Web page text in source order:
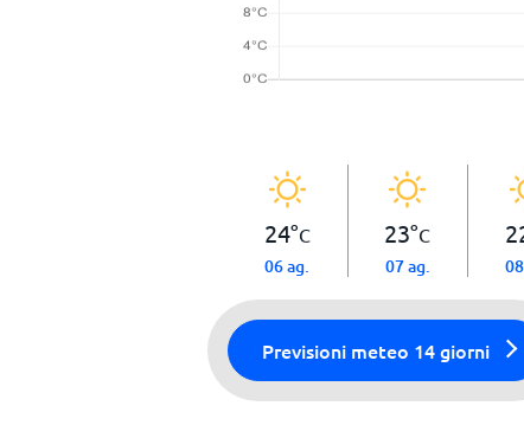
24°C
06 ag.
23°C
07 ag.
Previsioni meteo 14 giorni